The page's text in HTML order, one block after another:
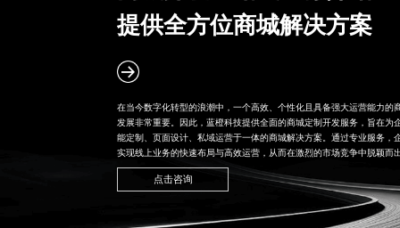
提供全方位商城解决方案
在当今数字化转型的浪潮中，一个高效、个性化且具备强大运营能力的
发展非常重要。因此，蓝橙科技提供全面的商城定制开发服务，旨在为
能定制、页面设计、私域运营于一体的商城解决方案。通过专业服务，
实现线上业务的快速布局与高效运营，从而在激烈的市场竞争中脱颖而
点击咨询